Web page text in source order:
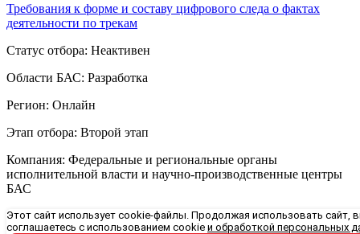
Требования к форме и составу цифрового следа о фактах
деятельности по трекам
Статус отбора: Неактивен
Области БАС: Разработка
Регион: Онлайн
Этап отбора: Второй этап
Компания: Федеральные и региональные органы
исполнительной власти и научно-производственные центры
БАС
Этот сайт использует cookie-файлы. Продолжая использовать сайт,
соглашаетесь с использованием cookie и обработкой персональных